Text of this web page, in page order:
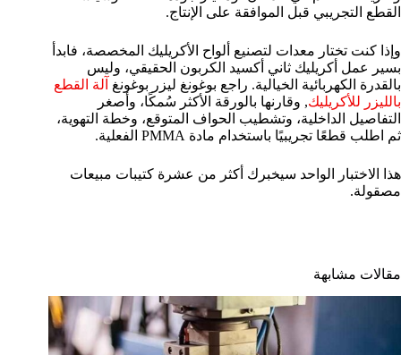
القطع التجريبي قبل الموافقة على الإنتاج.
وإذا كنت تختار معدات لتصنيع ألواح الأكريليك المخصصة، فابدأ
بسير عمل أكريليك ثاني أكسيد الكربون الحقيقي، وليس
بالقدرة الكهربائية الخيالية. راجع بوغونغ ليزر بوغونغ آلة القطع
بالليزر للأكريليك, وقارنها بالورقة الأكثر سُمكًا، وأصغر
التفاصيل الداخلية، وتشطيب الحواف المتوقع، وخطة التهوية،
ثم اطلب قطعًا تجريبيًا باستخدام مادة PMMA الفعلية.
هذا الاختبار الواحد سيخبرك أكثر من عشرة كتيبات مبيعات
مصقولة.
مقالات مشابهة